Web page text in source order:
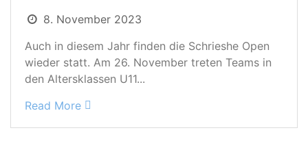
8. November 2023
Auch in diesem Jahr finden die Schrieshe Open
wieder statt. Am 26. November treten Teams in
den Altersklassen U11...
Read More